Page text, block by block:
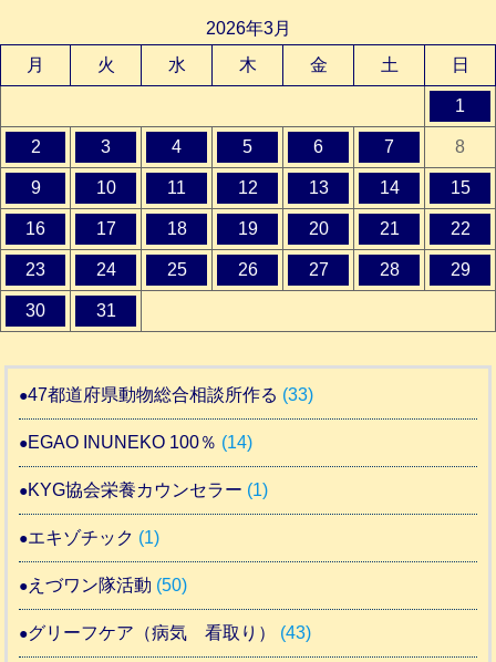
2026年3月
月
火 水 木 金 土 日
1
2 3 4 5 6 7 8
9 10 11 12 13 14 15
16 17 18 19 20 21 22
23 24 25 26 27 28 29
30 31
47都道府県動物総合相談所作る (33)
EGAO INUNEKO 100％ (14)
KYG協会栄養カウンセラー (1)
エキゾチック (1)
えづワン隊活動 (50)
グリーフケア（病気 看取り） (43)